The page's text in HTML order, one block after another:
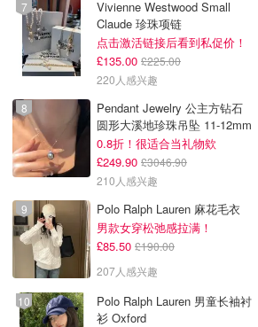
Vivienne Westwood Small
Claude 珍珠项链
点击激活链接后看到私促价！
£135.00 £225.00
220人感兴趣
Pendant Jewelry 公主方钻石
圆形大溪地珍珠吊坠 11-12mm
0.8折！很适合当礼物欸
£249.90 £3046.90
210人感兴趣
Polo Ralph Lauren 麻花毛衣
男款女穿松弛感拉满！
£85.50 £190.00
207人感兴趣
Polo Ralph Lauren 男童长袖衬
衫 Oxford